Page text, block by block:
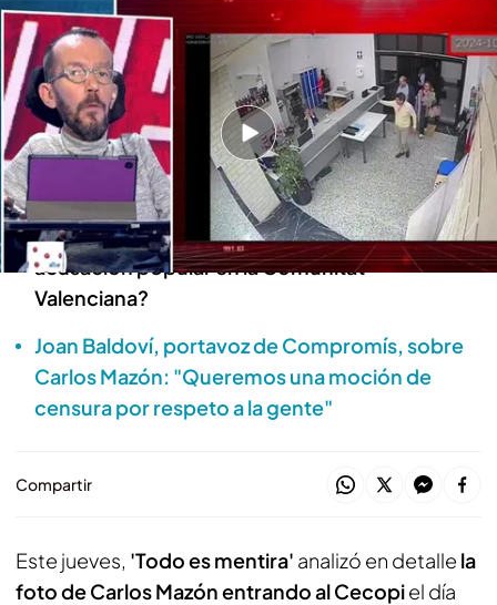
Pablo Echenique se pronuncia sobre la foto de Mazón en Cecopi.
Todo es mentira
14 MAR 2025 - 17:30h.
Pablo Echenique desvela la petición de
Podemos a la jueza que lleva el caso Mazón
¿Cuál es el siguiente paso de Podem como
acusación popular en la Comunitat
Valenciana?
Joan Baldoví, portavoz de Compromís, sobre
Carlos Mazón: "Queremos una moción de
censura por respeto a la gente"
Compartir
Este jueves, 'Todo es mentira' analizó en detalle la
foto de Carlos Mazón entrando al Cecopiel día